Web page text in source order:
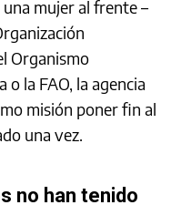
mujer al frente –
Organismo
la FAO, la agencia
misión poner fin al
una vez.
no han tenido